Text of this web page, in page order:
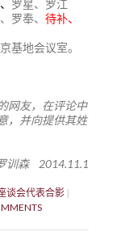
罗星、罗江
罗奉、 待补、
基地会议室。
网友，在评论中
，并向提供其姓
训森 2014.11.1
谈会代表合影